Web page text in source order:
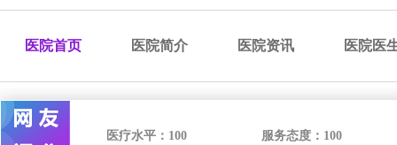
医院首页 医院简介 医院资讯 医院医
医疗水平： 100 服务态度： 100